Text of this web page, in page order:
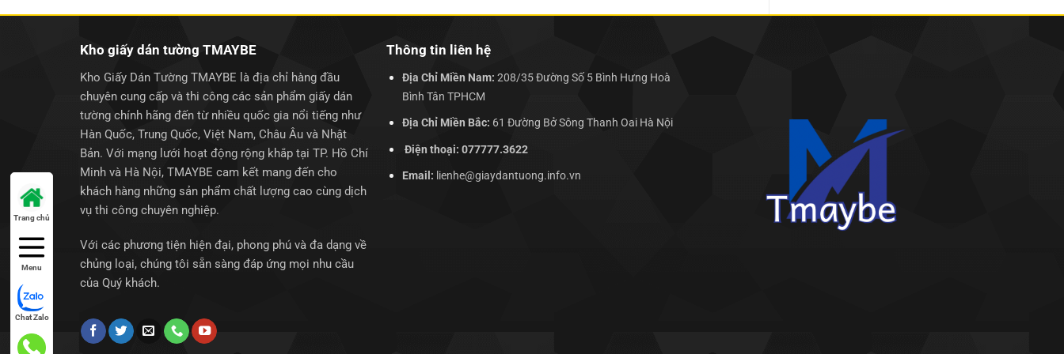
Kho giấy dán tường TMAYBE
Kho Giấy Dán Tường TMAYBE là địa chỉ hàng đầu
chuyên cung cấp và thi công các sản phẩm giấy dán
tường chính hãng đến từ nhiều quốc gia nổi tiếng như
Hàn Quốc, Trung Quốc, Việt Nam, Châu Âu và Nhật
Bản. Với mạng lưới hoạt động rộng khắp tại TP. Hồ Chí
Minh và Hà Nội, TMAYBE cam kết mang đến cho
khách hàng những sản phẩm chất lượng cao cùng dịch
vụ thi công chuyên nghiệp.
Với các phương tiện hiện đại, phong phú và đa dạng về
chủng loại, chúng tôi sẵn sàng đáp ứng mọi nhu cầu
của Quý khách.
Thông tin liên hệ
Địa Chỉ Miền Nam: 208/35 Đường Số 5 Bình Hưng Hoà
Bình Tân TPHCM
Địa Chỉ Miền Bắc: 61 Đường Bở Sông Thanh Oai Hà Nội
Điện thoại: 077777.3622
Email: lienhe@giaydantuong.info.vn
Trang chủ
Menu
Chat Zalo